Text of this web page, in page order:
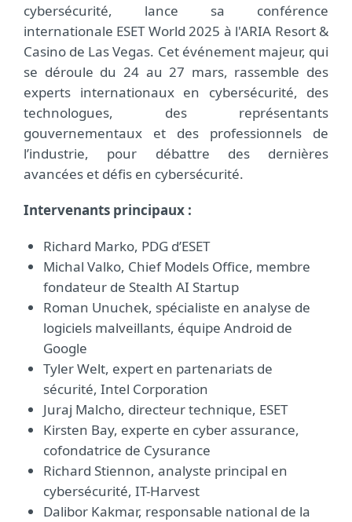
cybersécurité, lance sa conférence
internationale ESET World 2025 à l'ARIA Resort &
Casino de Las Vegas. Cet événement majeur, qui
se déroule du 24 au 27 mars, rassemble des
experts internationaux en cybersécurité, des
technologues, des représentants
gouvernementaux et des professionnels de
l’industrie, pour débattre des dernières
avancées et défis en cybersécurité.
Intervenants principaux :
Richard Marko, PDG d’ESET
Michal Valko, Chief Models Office, membre
fondateur de Stealth AI Startup
Roman Unuchek, spécialiste en analyse de
logiciels malveillants, équipe Android de
Google
Tyler Welt, expert en partenariats de
sécurité, Intel Corporation
Juraj Malcho, directeur technique, ESET
Kirsten Bay, experte en cyber assurance,
cofondatrice de Cysurance
Richard Stiennon, analyste principal en
cybersécurité, IT-Harvest
Dalibor Kakmar, responsable national de la